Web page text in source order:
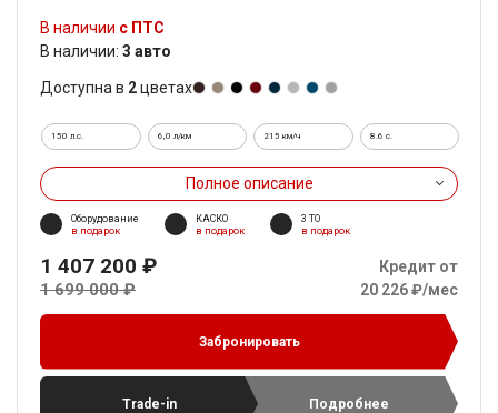
В наличии с ПТС
В наличии: 3 авто
Доступна в 2цветах
150 л.с. 6,0 л/км 215 км/ч 8.6 c.
Полное описание
Оборудование
в подарок
КАСКО
в подарок
3 ТО
в подарок
1 407 200 ₽
1 699 000 ₽
Кредит от
20 226 ₽/мес
Забронировать
Trade-in Подробнее